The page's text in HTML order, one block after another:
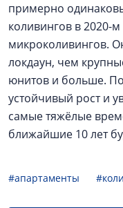
примерно
коливингов в 2020-м
микроколивингов.
локдаун, чем
юнитов и больше.
устойчивый рост и
самые тяжёлые
ближайшие 10 лет
#апартаменты